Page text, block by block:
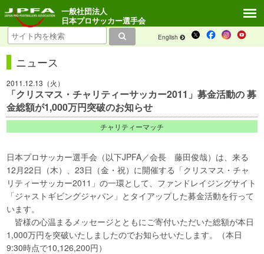
English
一般社団法人
日本プロサッカー選手会
ニュース
2011.12.13（火）
「クリスマス・チャリティーサッカー2011」募金活動の 募
金総額が1,000万円突破のお知らせ
チャリティーマッチ
日本プロサッカー選手会（以下JPFA／会長 藤田俊哉）は、来る
12月22日（木）、23日（金・祝）に開催する「クリスマス・チャ
リティーサッカー2011」の一環として、ファンドレイジングサイト
「ジャストギビングジャパン」とタイアップした募金活動を行って
います。
皆様の心温まるメッセージとともにご寄付いただいた総額が本日
1,000万円を突破いたしましたのでお知らせいたします。（本日
9:30時点で10,126,200円）